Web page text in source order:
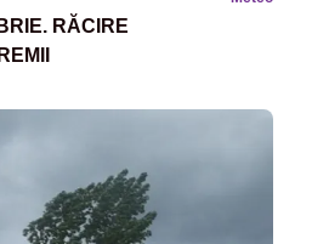
RĂCIRE